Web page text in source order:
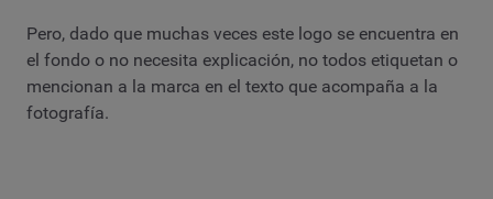
Pero, dado que muchas veces este logo se encuentra en
el fondo o no necesita explicación, no todos etiquetan o
mencionan a la marca en el texto que acompaña a la
fotografía.